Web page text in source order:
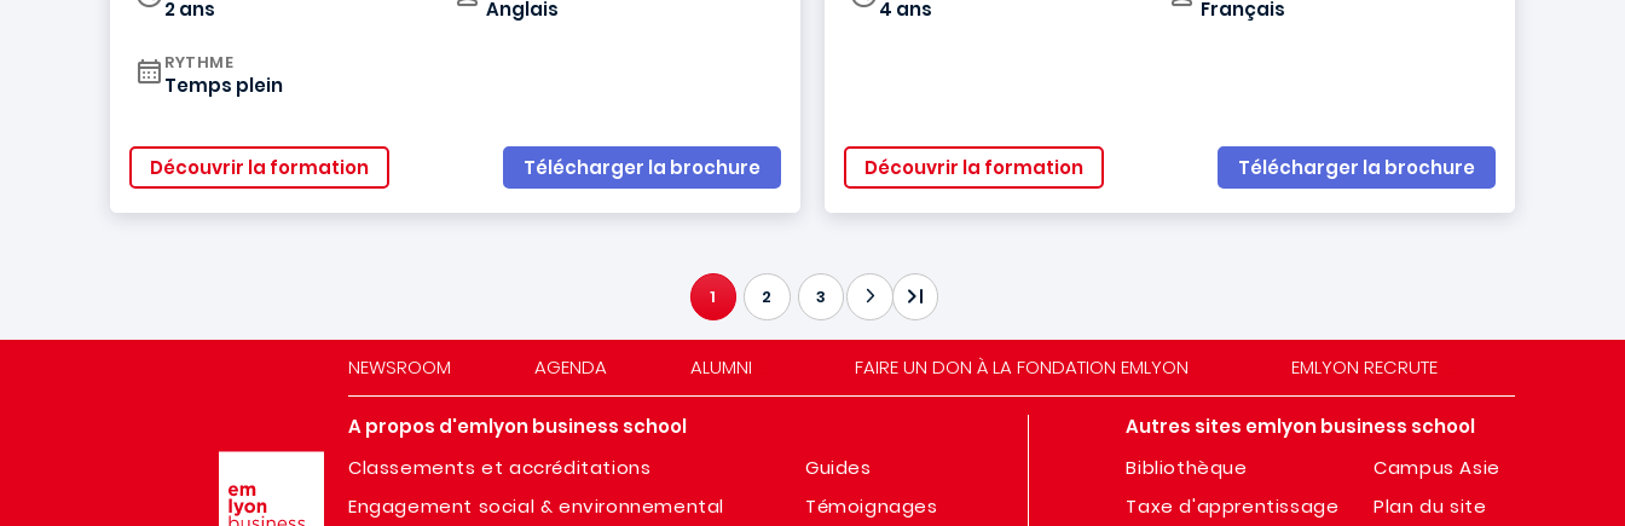
2 ans Anglais
RYTHME
Temps plein
Découvrir la formation Télécharger la brochure
4 ans Français
Découvrir la formation Télécharger la brochure
PAGE COURANTE
1 2 3
NEWSROOM AGENDA ALUMNI FAIRE UN DON À LA FONDATION EMLYON EMLYON RECRUTE
A propos d'emlyon business school
Classements et accréditations
Engagement social & environnemental
Guides
Témoignages
Autres sites emlyon business school
Bibliothèque
Taxe d'apprentissage
Campus Asie
Plan du site